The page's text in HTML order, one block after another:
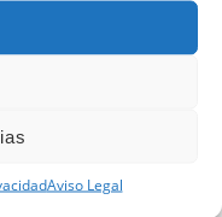
Aviso Legal
a la ruta.